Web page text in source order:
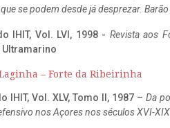
que se podem desde já desprezar.
IHIT, Vol. LVI, 1998 - Revista aos
– Forte da Ribeirinha
IHIT, Vol. XLV, Tomo II, 1987 – Da
nos Açores nos séculos XVI-XIX